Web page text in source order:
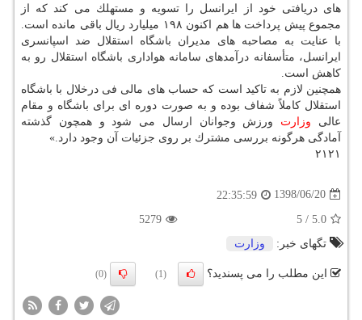
های دریافتی خود از ایرانسل را تسویه و مستهلك می كند كه از
مجموع پیش پرداخت ها هم اكنون ۱۹۸ میلیارد ریال باقی مانده است.
با عنایت به مصاحبه های مدیران باشگاه استقلال ضد اسپانسری
ایرانسل، متأسفانه درآمدهای سامانه هواداری باشگاه استقلال رو به
كاهش است.
همچنین لازم به تاكید است كه حساب های مالی فی درخلال با باشگاه
استقلال كاملاً شفاف بوده و به صورت دوره ای برای باشگاه و مقام
عالی وزارت ورزش وجوانان ارسال می شود و همچون گذشته
آمادگی هرگونه بررسی مشترك بر روی جزئیات آن وجود دارد.»
۲۱۲۱
1398/06/20
22:35:59
5.0
/
5
5279
تگهای خبر:
وزارت
این مطلب را می پسندید؟ (1)
(0)